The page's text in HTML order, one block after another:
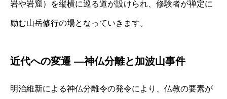
岩や岩窟）を縦横に巡る道が設けられ、修験者が禅定に
励む山岳修行の場となっていきます。
近代への変遷 ―神仏分離と加波山事件
明治維新による神仏分離令の発令により、仏教の要素が